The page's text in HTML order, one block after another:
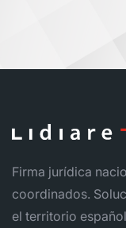
Firma jurídica
coordinados.
el territorio